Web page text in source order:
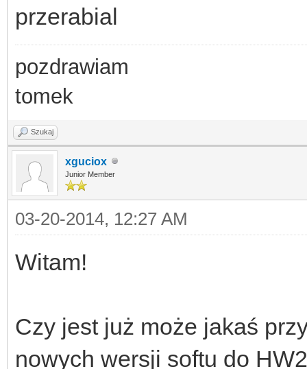
przerabial
pozdrawiam
tomek
Szukaj
xguciox
Junior Member
03-20-2014, 12:27 AM
Witam!
Czy jest już może jakaś
nowych wersji softu do